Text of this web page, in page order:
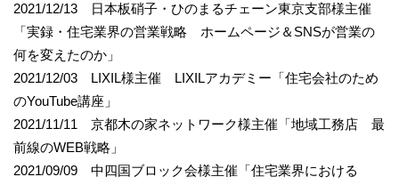
2021/12/13 日本板硝子・ひのまるチェーン東京支部様主催
「実録・住宅業界の営業戦略 ホームページ＆SNSが営業の
何を変えたのか」
2021/12/03 LIXIL様主催 LIXILアカデミー「住宅会社のため
のYouTube講座」
2021/11/11 京都木の家ネットワーク様主催「地域工務店 最
前線のWEB戦略」
2021/09/09 中四国ブロック会様主催「住宅業界における